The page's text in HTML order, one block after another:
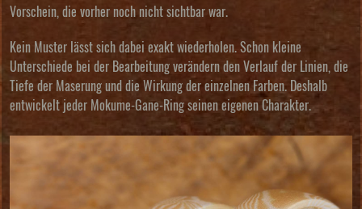
Vorschein, die vorher noch nicht sichtbar war.
Kein Muster lässt sich dabei exakt wiederholen. Schon kleine
Unterschiede bei der Bearbeitung verändern den Verlauf der Linien, die
Tiefe der Maserung und die Wirkung der einzelnen Farben. Deshalb
entwickelt jeder Mokume-Gane-Ring seinen eigenen Charakter.